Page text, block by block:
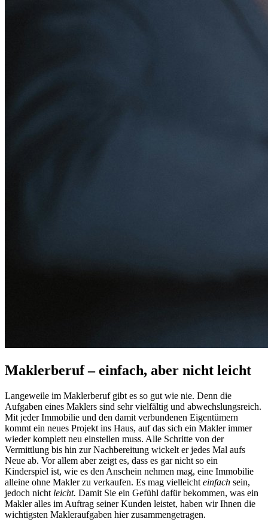
Maklerberuf – einfach, aber nicht leicht
Langeweile im Maklerberuf gibt es so gut wie nie. Denn die
Aufgaben eines Maklers sind sehr vielfältig und abwechslungsreich.
Mit jeder Immobilie und den damit verbundenen Eigentümern
kommt ein neues Projekt ins Haus, auf das sich ein Makler immer
wieder komplett neu einstellen muss. Alle Schritte von der
Vermittlung bis hin zur Nachbereitung wickelt er jedes Mal aufs
Neue ab. Vor allem aber zeigt es, dass es gar nicht so ein
Kinderspiel ist, wie es den Anschein nehmen mag, eine Immobilie
alleine ohne Makler zu verkaufen. Es mag vielleicht einfach sein,
jedoch nicht leicht. Damit Sie ein Gefühl dafür bekommen, was ein
Makler alles im Auftrag seiner Kunden leistet, haben wir Ihnen die
wichtigsten Makleraufgaben hier zusammengetragen.